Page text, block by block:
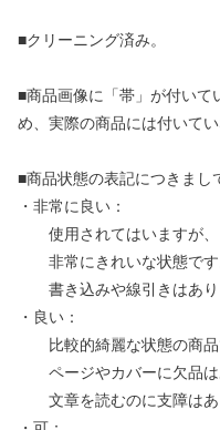
■クリーニング済み。
■商品画像に「帯」が付いて
め、実際の商品には付いて
■商品状態の表記につきまし
・非常に良い：
使用されてはいますが、
非常にきれいな状態です
書き込みや線引きはあり
・良い：
比較的綺麗な状態の商品
ページやカバーに欠品は
文章を読むのに支障はあ